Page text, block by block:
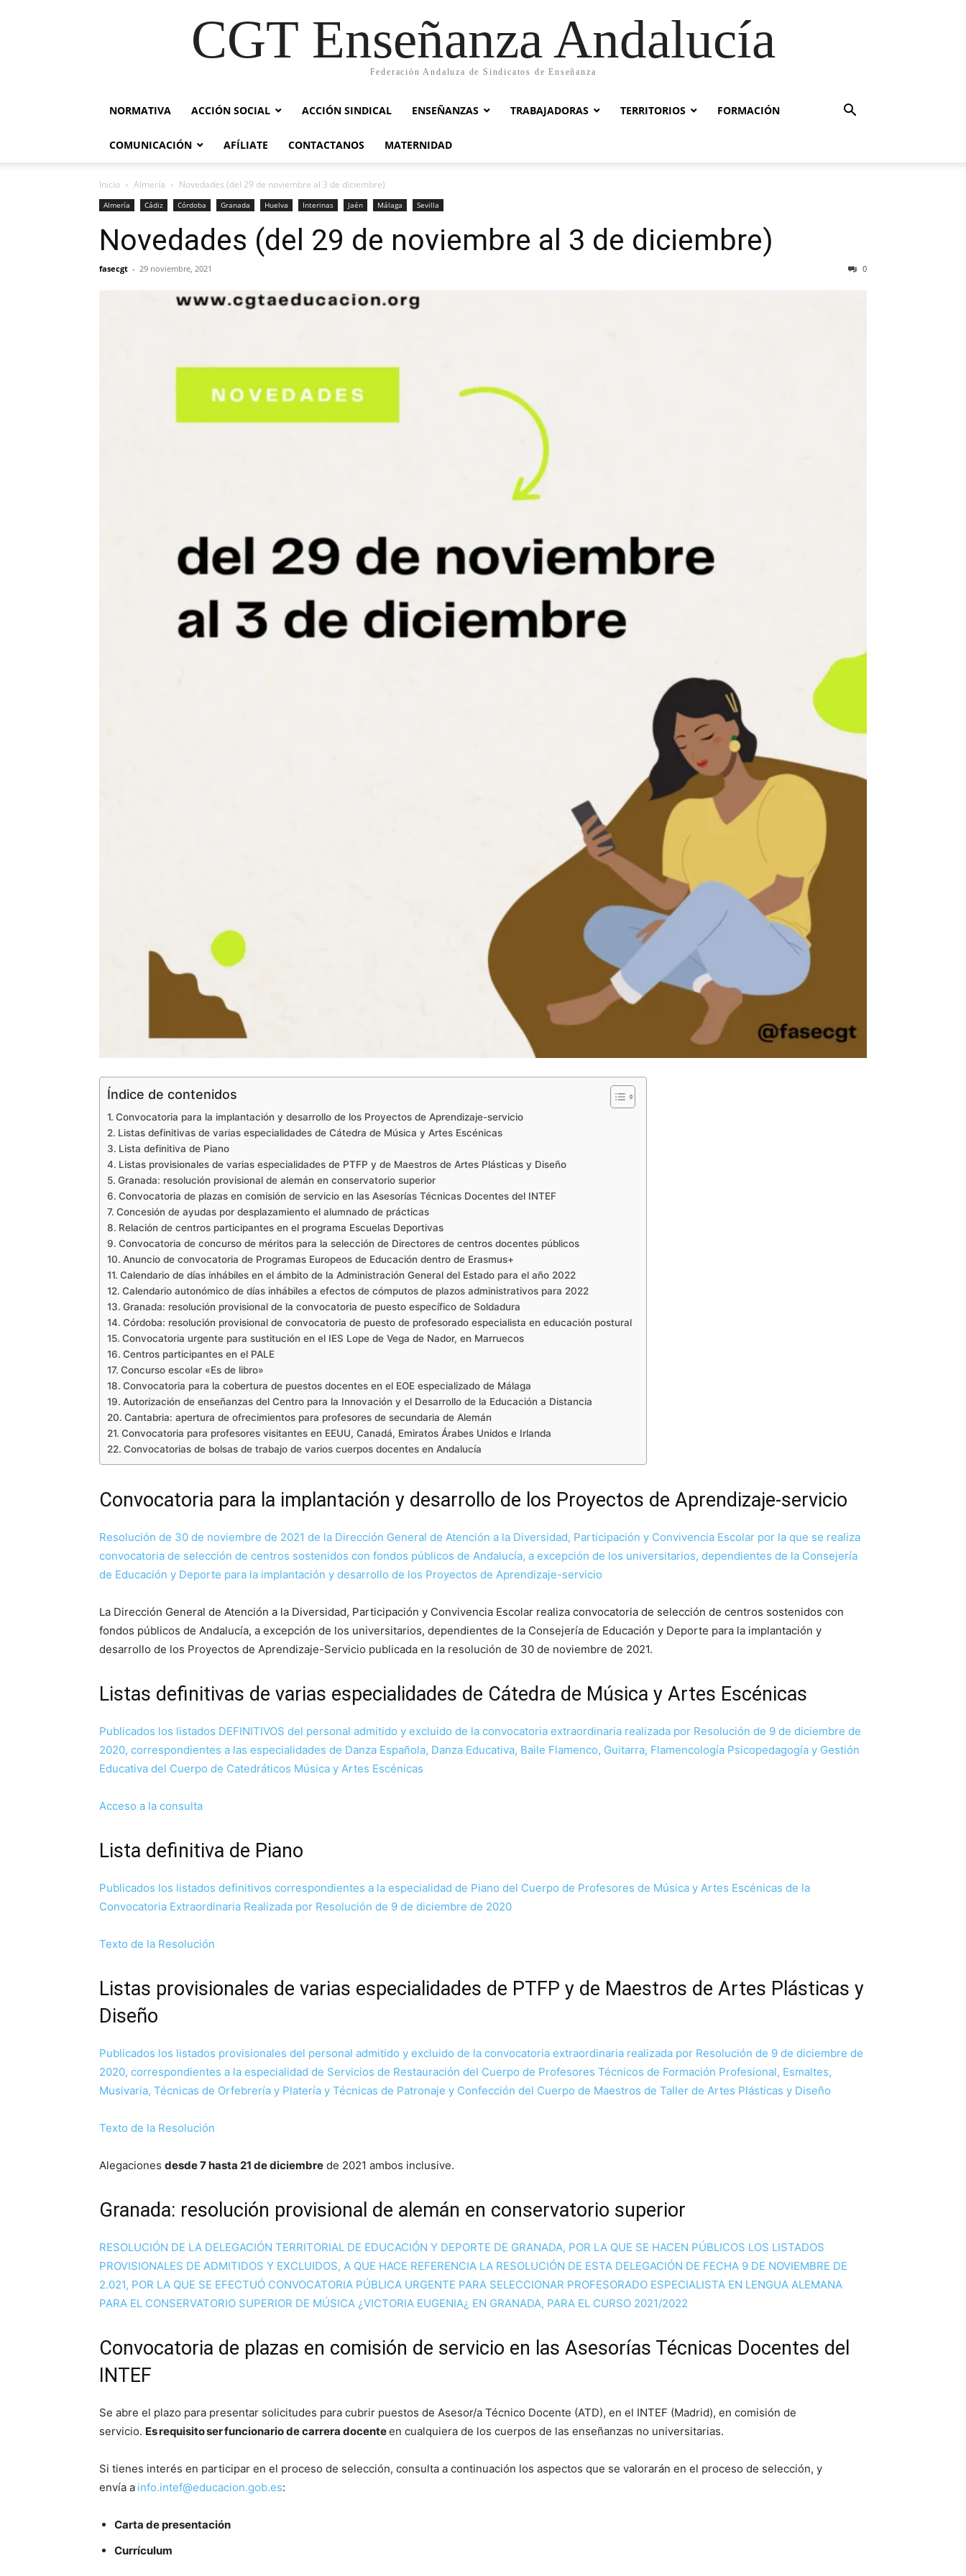
CGT Enseñanza Andalucía
Federación Andaluza de Sindicatos de Enseñanza
NORMATIVA ACCIÓN SOCIAL ACCIÓN SINDICAL ENSEÑANZAS TRABAJADORAS TERRITORIOS FORMACIÓN
COMUNICACIÓN AFÍLIATE CONTACTANOS MATERNIDAD
Inicio Almería Novedades (del 29 de noviembre al 3 de diciembre)
Almería Cádiz Córdoba Granada Huelva Interinas Jaén Málaga Sevilla
Novedades (del 29 de noviembre al 3 de diciembre)
fasecgt - 29 noviembre, 2021 0
Índice de contenidos
Convocatoria para la implantación y desarrollo de los Proyectos de Aprendizaje-servicio
Listas definitivas de varias especialidades de Cátedra de Música y Artes Escénicas
Lista definitiva de Piano
Listas provisionales de varias especialidades de PTFP y de Maestros de Artes Plásticas y Diseño
Granada: resolución provisional de alemán en conservatorio superior
Convocatoria de plazas en comisión de servicio en las Asesorías Técnicas Docentes del INTEF
Concesión de ayudas por desplazamiento el alumnado de prácticas
Relación de centros participantes en el programa Escuelas Deportivas
Convocatoria de concurso de méritos para la selección de Directores de centros docentes públicos
Anuncio de convocatoria de Programas Europeos de Educación dentro de Erasmus+
Calendario de días inhábiles en el ámbito de la Administración General del Estado para el año 2022
Calendario autonómico de días inhábiles a efectos de cómputos de plazos administrativos para 2022
Granada: resolución provisional de la convocatoria de puesto específico de Soldadura
Córdoba: resolución provisional de convocatoria de puesto de profesorado especialista en educación postural
Convocatoria urgente para sustitución en el IES Lope de Vega de Nador, en Marruecos
Centros participantes en el PALE
Concurso escolar «Es de libro»
Convocatoria para la cobertura de puestos docentes en el EOE especializado de Málaga
Autorización de enseñanzas del Centro para la Innovación y el Desarrollo de la Educación a Distancia
Cantabria: apertura de ofrecimientos para profesores de secundaria de Alemán
Convocatoria para profesores visitantes en EEUU, Canadá, Emiratos Árabes Unidos e Irlanda
Convocatorias de bolsas de trabajo de varios cuerpos docentes en Andalucía
Convocatoria para la implantación y desarrollo de los Proyectos de Aprendizaje-servicio
Resolución de 30 de noviembre de 2021 de la Dirección General de Atención a la Diversidad, Participación y Convivencia Escolar por la que se realiza
convocatoria de selección de centros sostenidos con fondos públicos de Andalucía, a excepción de los universitarios, dependientes de la Consejería
de Educación y Deporte para la implantación y desarrollo de los Proyectos de Aprendizaje-servicio
La Dirección General de Atención a la Diversidad, Participación y Convivencia Escolar realiza convocatoria de selección de centros sostenidos con
fondos públicos de Andalucía, a excepción de los universitarios, dependientes de la Consejería de Educación y Deporte para la implantación y
desarrollo de los Proyectos de Aprendizaje-Servicio publicada en la resolución de 30 de noviembre de 2021.
Listas definitivas de varias especialidades de Cátedra de Música y Artes Escénicas
Publicados los listados DEFINITIVOS del personal admitido y excluido de la convocatoria extraordinaria realizada por Resolución de 9 de diciembre de
2020, correspondientes a las especialidades de Danza Española, Danza Educativa, Baile Flamenco, Guitarra, Flamencología Psicopedagogía y Gestión
Educativa del Cuerpo de Catedráticos Música y Artes Escénicas
Acceso a la consulta
Lista definitiva de Piano
Publicados los listados definitivos correspondientes a la especialidad de Piano del Cuerpo de Profesores de Música y Artes Escénicas de la
Convocatoria Extraordinaria Realizada por Resolución de 9 de diciembre de 2020
Texto de la Resolución
Listas provisionales de varias especialidades de PTFP y de Maestros de Artes Plásticas y
Diseño
Publicados los listados provisionales del personal admitido y excluido de la convocatoria extraordinaria realizada por Resolución de 9 de diciembre de
2020, correspondientes a la especialidad de Servicios de Restauración del Cuerpo de Profesores Técnicos de Formación Profesional, Esmaltes,
Musivaria, Técnicas de Orfebrería y Platería y Técnicas de Patronaje y Confección del Cuerpo de Maestros de Taller de Artes Plásticas y Diseño
Texto de la Resolución
Alegaciones desde 7 hasta 21 de diciembre de 2021 ambos inclusive.
Granada: resolución provisional de alemán en conservatorio superior
RESOLUCIÓN DE LA DELEGACIÓN TERRITORIAL DE EDUCACIÓN Y DEPORTE DE GRANADA, POR LA QUE SE HACEN PÚBLICOS LOS LISTADOS
PROVISIONALES DE ADMITIDOS Y EXCLUIDOS, A QUE HACE REFERENCIA LA RESOLUCIÓN DE ESTA DELEGACIÓN DE FECHA 9 DE NOVIEMBRE DE
2.021, POR LA QUE SE EFECTUÓ CONVOCATORIA PÚBLICA URGENTE PARA SELECCIONAR PROFESORADO ESPECIALISTA EN LENGUA ALEMANA
PARA EL CONSERVATORIO SUPERIOR DE MÚSICA ¿VICTORIA EUGENIA¿ EN GRANADA, PARA EL CURSO 2021/2022
Convocatoria de plazas en comisión de servicio en las Asesorías Técnicas Docentes del
INTEF
Se abre el plazo para presentar solicitudes para cubrir puestos de Asesor/a Técnico Docente (ATD), en el INTEF (Madrid), en comisión de
servicio. Es requisito ser funcionario de carrera docenteen cualquiera de los cuerpos de las enseñanzas no universitarias.
Si tienes interés en participar en el proceso de selección, consulta a continuación los aspectos que se valorarán en el proceso de selección, y
envía a info.intef@educacion.gob.es:
Carta de presentación
Currículum